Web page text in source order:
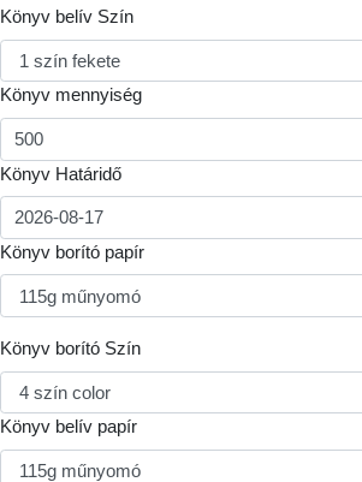
Könyv belív Szín
Könyv mennyiség
Könyv Határidő
Könyv borító papír
Könyv borító Szín
Könyv belív papír